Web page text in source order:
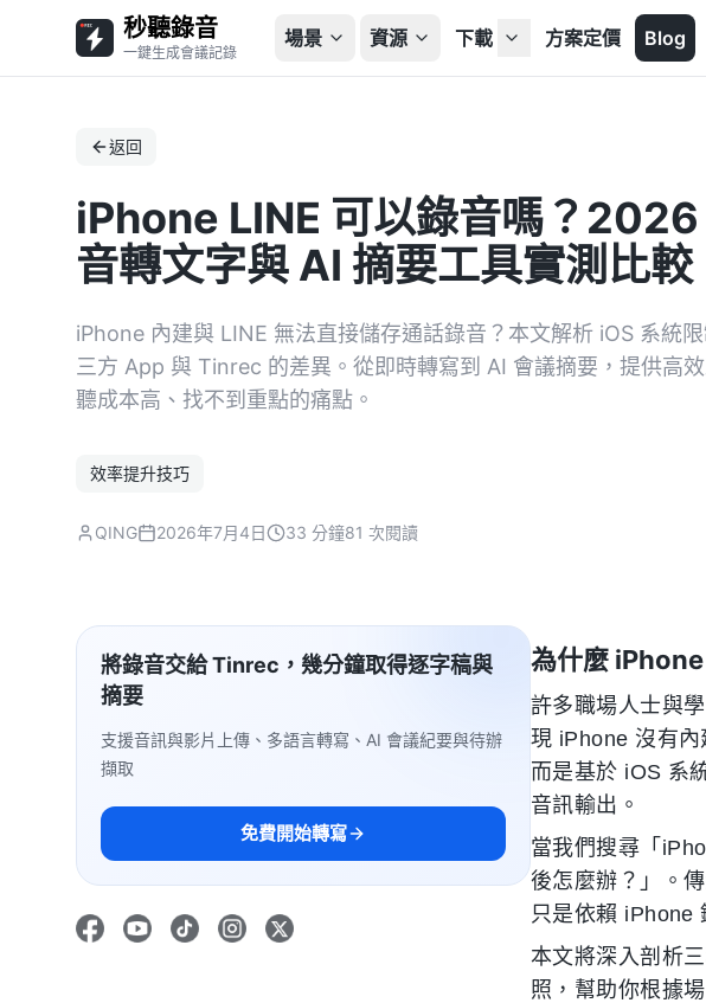
秒聽錄音
一鍵生成會議記錄
場景 資源 下載 方案定價 Blog
返回
iPhone LINE 可以錄音嗎？2026
音轉文字與 AI 摘要工具實測比較
iPhone 內建與 LINE 無法直接儲存通話錄音？本文解析 iOS 系統
三方 App 與 Tinrec 的差異。從即時轉寫到 AI 會議摘要，提供高
聽成本高、找不到重點的痛點。
效率提升技巧
QING 2026年7月4日 33 分鐘81 次閱讀
將錄音交給 Tinrec，幾分鐘取得逐字稿與
摘要
支援音訊與影片上傳、多語言轉寫、AI 會議紀要與待辦
擷取
免費開始轉寫
為什麼 iPhone
許多職場人士與
現 iPhone 沒有內
而是基於 iOS 系
音訊輸出。
當我們搜尋「
後怎麼辦？」。
只是依賴 iPhone
本文將深入剖析
照，幫助你根據